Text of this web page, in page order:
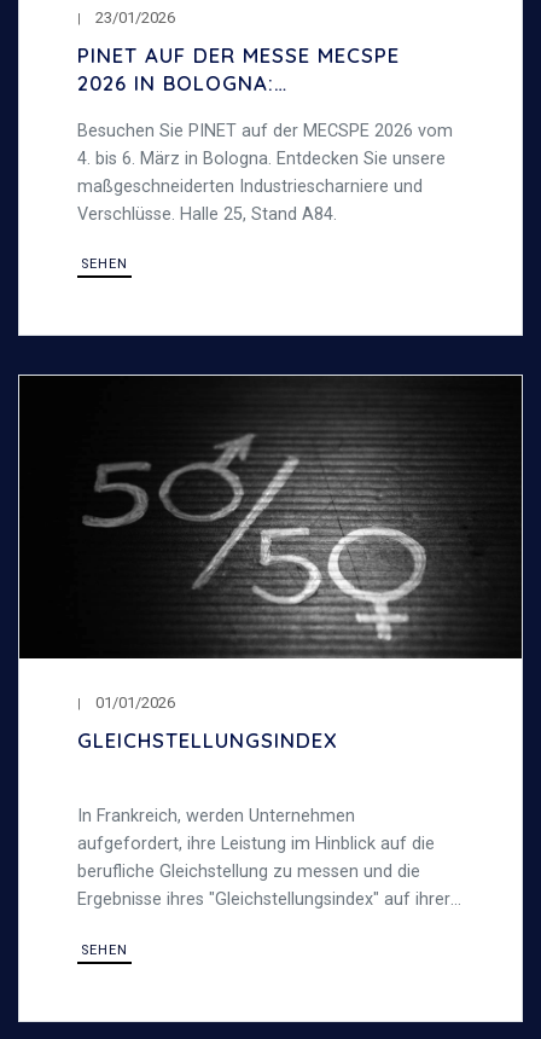
23/01/2026
PINET AUF DER MESSE MECSPE
2026 IN BOLOGNA:
VERSCHLÜSSE
Besuchen Sie PINET auf der MECSPE 2026 vom
4. bis 6. März in Bologna. Entdecken Sie unsere
maßgeschneiderten Industriescharniere und
Verschlüsse. Halle 25, Stand A84.
SEHEN
01/01/2026
GLEICHSTELLUNGSINDEX
In Frankreich, werden Unternehmen
aufgefordert, ihre Leistung im Hinblick auf die
berufliche Gleichstellung zu messen und die
Ergebnisse ihres "Gleichstellungsindex" auf ihrer
SEHEN